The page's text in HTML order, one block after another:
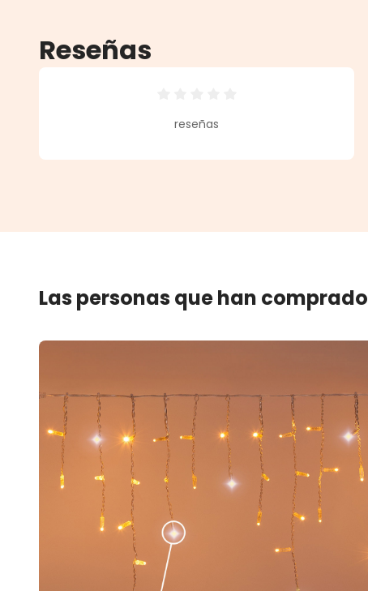
Reseñas
Calificación promedio de 0 de 5
reseñas
Las personas que han